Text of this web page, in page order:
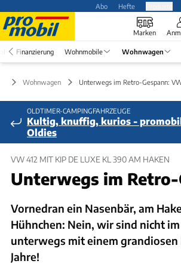
Abo Hefte
Marken
Finanzierung Wohnmobile Wohnwagen
Wohnwagen Unterwegs im Retro-Gespann:
OLDTIMER-CAMPINGFAHRZEUGE
Kultig, knuffig, kurios -
Oldies
VW 412 MIT KIP DE LUXE KL 390 AM HAKEN
Unterwegs im Retro-
Vornedran ein Nasenbär, am
Hühnchen: Nein, wir sind nicht
unterwegs mit einem grandiosen
Jahre!